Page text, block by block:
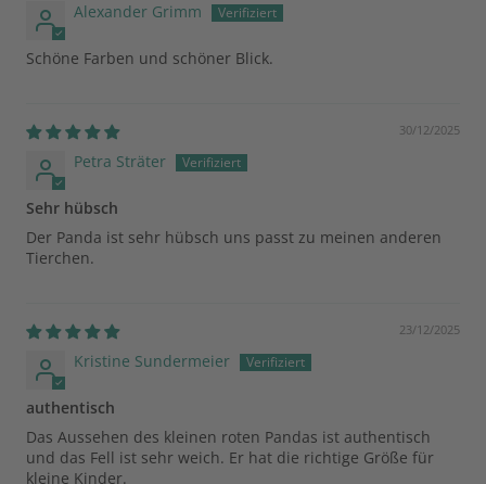
Alexander Grimm
Schöne Farben und schöner Blick.
30/12/2025
Petra Sträter
Sehr hübsch
Der Panda ist sehr hübsch uns passt zu meinen anderen
Tierchen.
23/12/2025
Kristine Sundermeier
authentisch
Das Aussehen des kleinen roten Pandas ist authentisch
und das Fell ist sehr weich. Er hat die richtige Größe für
kleine Kinder.